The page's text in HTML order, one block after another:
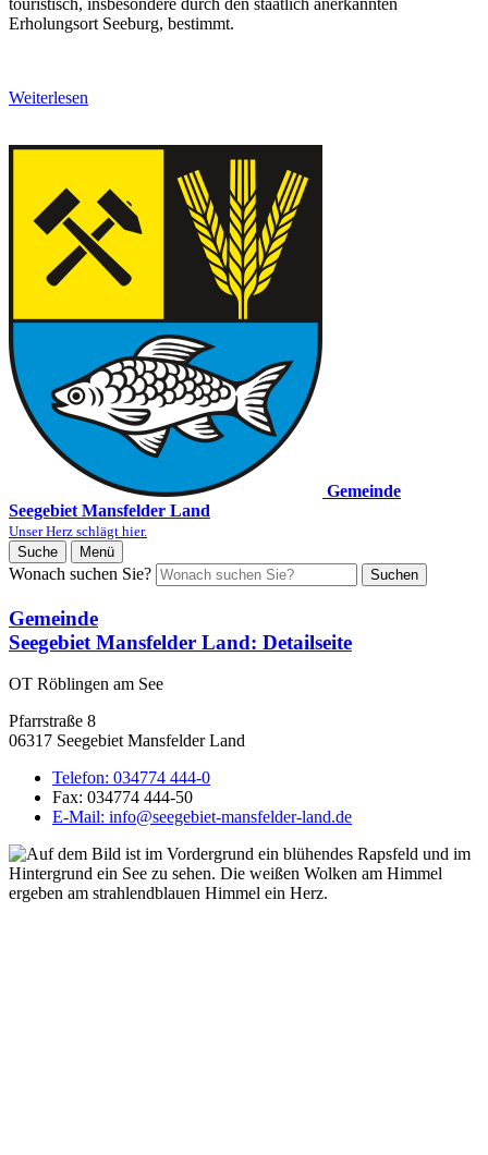
Erholungsort Seeburg, bestimmt.
Weiterlesen
Gemeinde
Seegebiet Mansfelder Land
Unser Herz schlägt hier.
Suche
Menü
Wonach suchen Sie? Suchen
Gemeinde
Seegebiet Mansfelder Land: Detailseite
OT Röblingen am See
Pfarrstraße 8
06317 Seegebiet Mansfelder Land
Telefon: 034774 444-0
Fax: 034774 444-50
E-Mail: info@seegebiet-mansfelder-land.de